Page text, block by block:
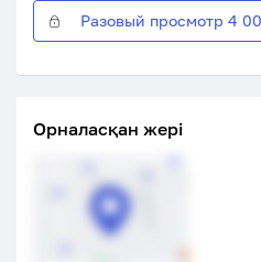
Разовый просмотр 4
Орналасқан жері